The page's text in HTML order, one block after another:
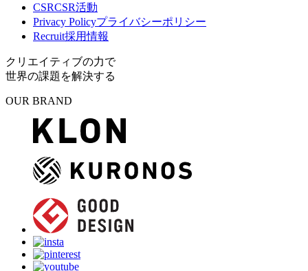
CSRCSR活動
Privacy Policyプライバシーポリシー
Recruit採用情報
クリエイティブの力で
世界の課題を解決する
OUR BRAND